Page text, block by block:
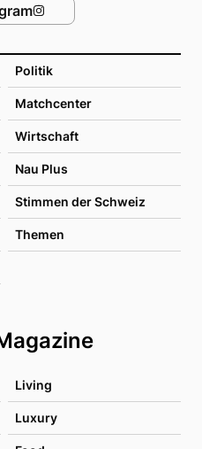
Politik
Matchcenter
Wirtschaft
Nau Plus
Stimmen der Schweiz
Themen
Living
Luxury